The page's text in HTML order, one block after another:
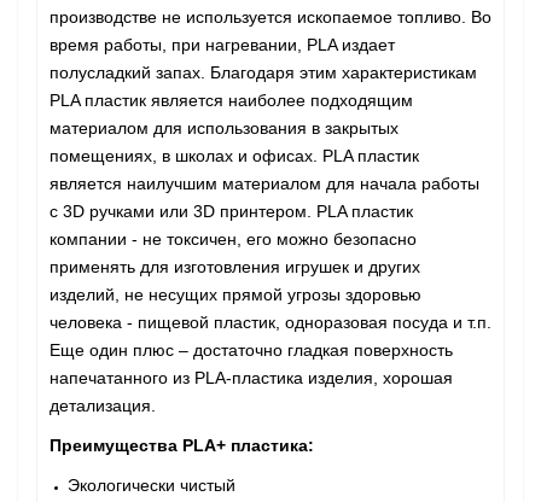
производстве не используется ископаемое топливо. Во
время работы, при нагревании, PLA издает
полусладкий запах. Благодаря этим характеристикам
PLA пластик является наиболее подходящим
материалом для использования в закрытых
помещениях, в школах и офисах. PLA пластик
является наилучшим материалом для начала работы
с 3D ручками или 3D принтером. PLA пластик
компании - не токсичен, его можно безопасно
применять для изготовления игрушек и других
изделий, не несущих прямой угрозы здоровью
человека - пищевой пластик, одноразовая посуда и т.п.
Еще один плюс – достаточно гладкая поверхность
напечатанного из PLA-пластика изделия, хорошая
детализация.
Преимущества PLA+ пластика:
Экологически чистый